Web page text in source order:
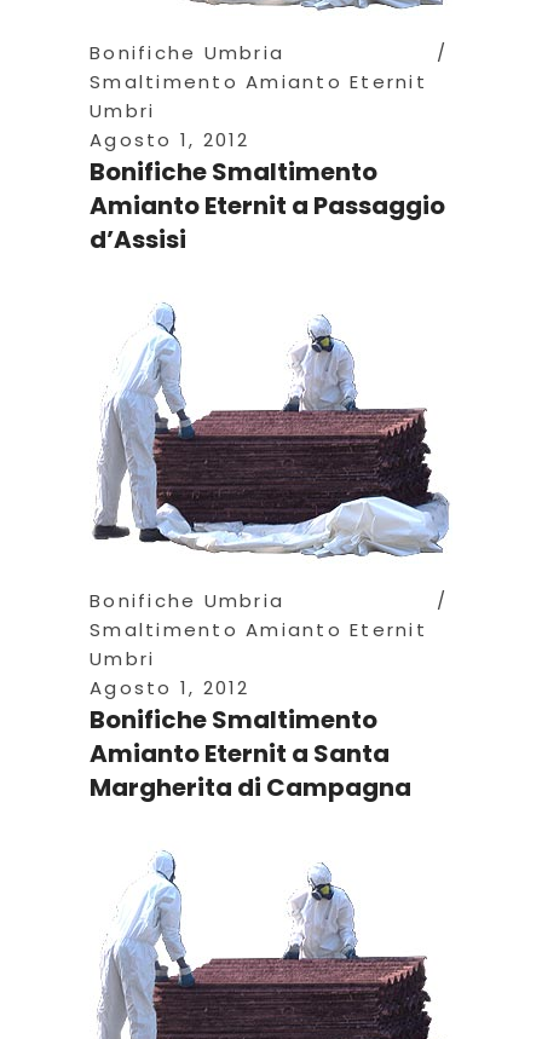
Bonifiche Umbria
Smaltimento Amianto Eternit
Umbri
Agosto 1, 2012
Bonifiche Smaltimento
Amianto Eternit a Passaggio
d’Assisi
Bonifiche Umbria
Smaltimento Amianto Eternit
Umbri
Agosto 1, 2012
Bonifiche Smaltimento
Amianto Eternit a Santa
Margherita di Campagna